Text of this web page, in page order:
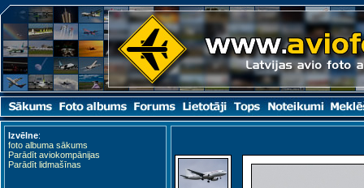
Izvēlne:
foto albuma sākums
Parādīt aviokompānijas
Parādīt lidmašīnas